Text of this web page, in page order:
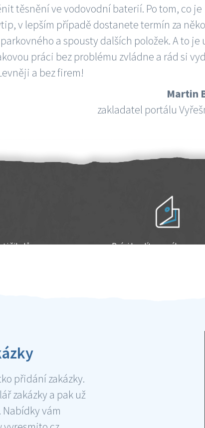
těsnění ve vodovodní baterií. Po tom, co je
v lepším případě dostanete termín za
a spousty dalších položek. A to je
práci bez problému zvládne a rád si
a bez firem!
Martin
zakladatel portálu
šikulů Práci hradíte po výkonu na
přidání zakázky.
zakázky a pak už
vám